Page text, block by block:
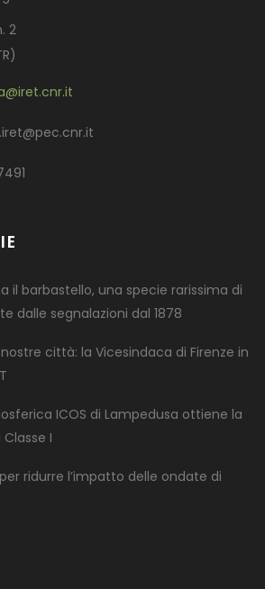
2
il barbastello, una specie rarissima di
dalle segnalazioni dal 1878
città: la Vicesindaca di Firenze in
ICOS di Lampedusa ottiene la
I
ridurre l’impatto delle ondate di